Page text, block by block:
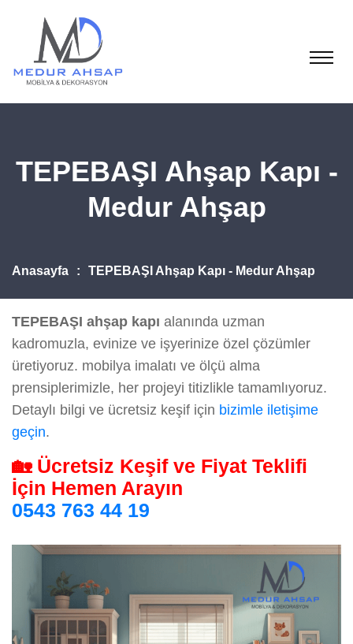
TEPEBAŞI Ahşap Kapı -
Medur Ahşap
Anasayfa TEPEBAŞI Ahşap Kapı - Medur Ahşap
TEPEBAŞI ahşap kapı alanında uzman
kadromuzla, evinize ve işyerinize özel çözümler
üretiyoruz. mobilya imalatı ve ölçü alma
prensiplerimizle, her projeyi titizlikle tamamlıyoruz.
Detaylı bilgi ve ücretsiz keşif için bizimle iletişime
geçin.
🏡 Ücretsiz Keşif ve Fiyat Teklifi
İçin Hemen Arayın
0543 763 44 19